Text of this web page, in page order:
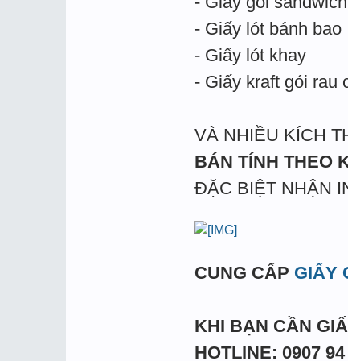
- Giấy lót bánh bao
- Giấy lót khay
- Giấy kraft gói rau
VÀ NHIỀU KÍCH
BÁN TÍNH THEO
ĐẶC BIỆT NHẬN
CUNG CẤP GIẤY
KHI BẠN CẦN
HOTLINE: 0907